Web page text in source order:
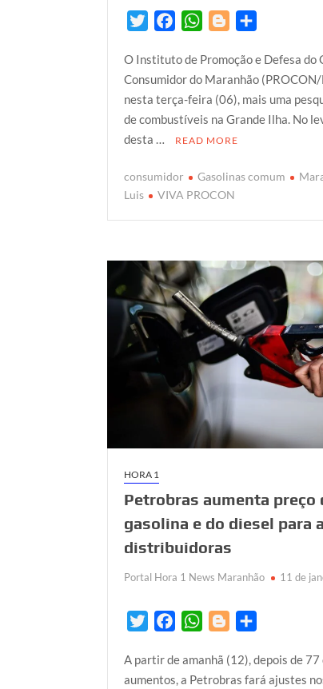
i
t
t
e
r
c
e
b
o
o
W
a
t
s
A
p
o
g
g
e
r
a
r
e
O Instituto de Promoção e Defesa do
Consumidor do Maranhão
nesta terça-feira (06), mais uma
de combustíveis na Grande Ilha. No
desta …
READ MORE
consumidor Gasolinas comum
Luis
VIVA PROCON
HORA 1
Petrobras aumenta preço
gasolina e do diesel para
distribuidoras
Portal Hora 1 News Maranhão 11 de
i
t
c
e
W
a
t
o
g
a
r
A partir de amanhã (12), depois de 77
aumentos, a Petrobras fará ajustes